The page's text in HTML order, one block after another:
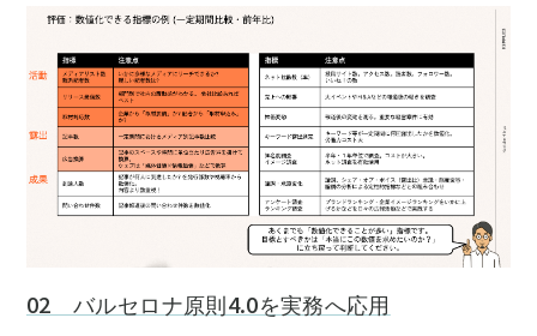
02 バルセロナ原則4.0を実務へ応用